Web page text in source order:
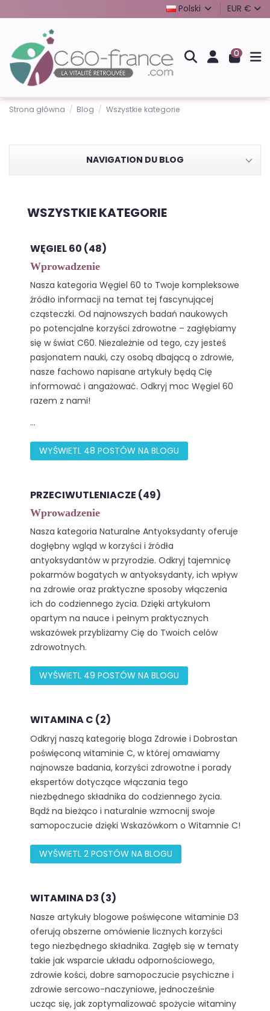
Polski EUR €
0
Strona główna Blog Wszystkie kategorie
NAVIGATION DU BLOG
WSZYSTKIE KATEGORIE
WĘGIEL 60 (48)
Wprowadzenie
Nasza kategoria Węgiel 60 to Twoje kompleksowe
źródło informacji na temat tej fascynującej
cząsteczki. Od najnowszych badań naukowych
po potencjalne korzyści zdrowotne – zagłębiamy
się w świat C60. Niezależnie od tego, czy jesteś
pasjonatem nauki, czy osobą dbającą o zdrowie,
nasze fachowo napisane artykuły będą Cię
informować i angażować. Odkryj moc Węgiel 60
razem z nami!
...
WYŚWIETL 48 POSTÓW NA BLOGU
PRZECIWUTLENIACZE (49)
Wprowadzenie
Nasza kategoria Naturalne Antyoksydanty oferuje
dogłębny wgląd w korzyści i źródła
antyoksydantów w przyrodzie. Odkryj tajemnicę
pokarmów bogatych w antyoksydanty, ich wpływ
na zdrowie oraz praktyczne sposoby włączenia
ich do codziennego życia. Dzięki artykułom
opartym na nauce i pełnym praktycznych
wskazówek przybliżamy Cię do Twoich celów
zdrowotnych.
WYŚWIETL 49 POSTÓW NA BLOGU
WITAMINA C (2)
Odkryj naszą kategorię bloga Zdrowie i Dobrostan
poświęconą witaminie C, w której omawiamy
najnowsze badania, korzyści zdrowotne i porady
ekspertów dotyczące włączania tego
niezbędnego składnika do codziennego życia.
Bądź na bieżąco i naturalnie wzmocnij swoje
samopoczucie dzięki Wskazówkom o Witamnie C!
WYŚWIETL 2 POSTÓW NA BLOGU
WITAMINA D3 (3)
Nasze artykuły blogowe poświęcone witaminie D3
oferują obszerne omówienie licznych korzyści
tego niezbędnego składnika. Zagłęb się w tematy
takie jak wsparcie układu odpornościowego,
zdrowie kości, dobre samopoczucie psychiczne i
zdrowie sercowo-naczyniowe, jednocześnie
ucząc się, jak zoptymalizować spożycie witaminy